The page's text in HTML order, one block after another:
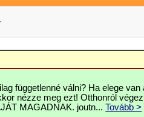
függetlenné válni? Ha elege van
nézze meg ezt! Otthonról
MAGADNAK. joutn...Tovább >